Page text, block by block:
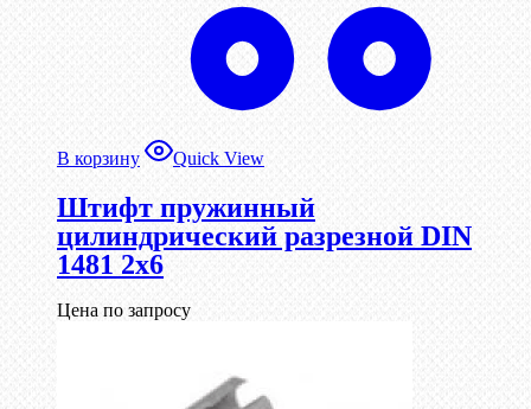
В корзину Quick View
Штифт пружинный
цилиндрический разрезной DIN
1481 2х6
Цена по запросу